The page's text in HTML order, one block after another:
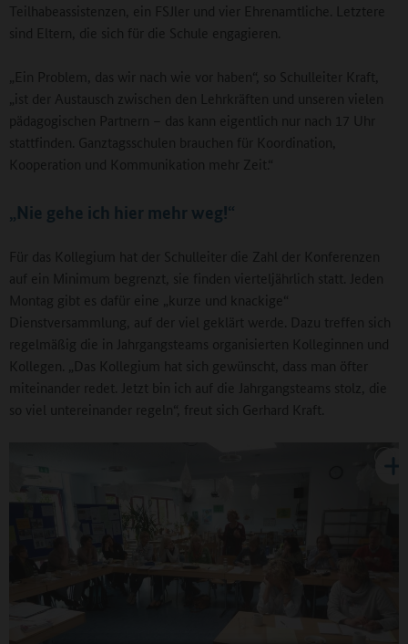
Teilhabeassistenzen, ein FSJler und vier Ehrenamtliche. Letztere
sind Eltern, die sich für die Schule engagieren.
„Ein Problem, das wir nach wie vor haben“, so Schulleiter Kraft,
„ist der Austausch zwischen den Lehrkräften und unseren vielen
pädagogischen Partnern – das kann eigentlich nur nach 17 Uhr
stattfinden. Ganztagsschulen brauchen für Koordination,
Kooperation und Kommunikation mehr Zeit.“
„Nie gehe ich hier mehr weg!“
Für das Kollegium hat der Schulleiter die Zahl der Konferenzen
auf ein Minimum begrenzt, sie finden vierteljährlich statt. Jeden
Montag gibt es dafür eine „kurze und knackige“
Dienstversammlung, auf der viel geklärt werde. Dazu treffen sich
regelmäßig die in Jahrgangsteams organisierten Kolleginnen und
Kollegen. „Das Kollegium hat sich gewünscht, dass man öfter
miteinander redet. Jetzt bin ich auf die Jahrgangsteams stolz, die
so viel untereinander regeln“, freut sich Gerhard Kraft.